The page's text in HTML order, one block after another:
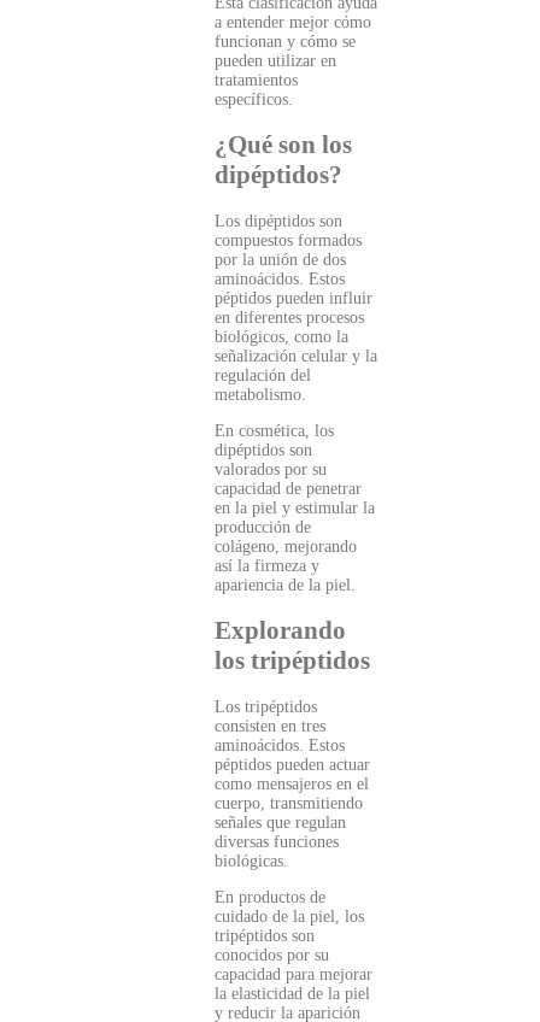
a entender mejor cómo
funcionan y cómo se
pueden utilizar en
tratamientos
específicos.
¿Qué son los
dipéptidos?
Los dipéptidos son
compuestos formados
por la unión de dos
aminoácidos. Estos
péptidos pueden influir
en diferentes procesos
biológicos, como la
señalización celular y la
regulación del
metabolismo.
En cosmética, los
dipéptidos son
valorados por su
capacidad de penetrar
en la piel y estimular la
producción de
colágeno, mejorando
así la firmeza y
apariencia de la piel.
Explorando
los tripéptidos
Los tripéptidos
consisten en tres
aminoácidos. Estos
péptidos pueden actuar
como mensajeros en el
cuerpo, transmitiendo
señales que regulan
diversas funciones
biológicas.
En productos de
cuidado de la piel, los
tripéptidos son
conocidos por su
capacidad para mejorar
la elasticidad de la piel
y reducir la aparición